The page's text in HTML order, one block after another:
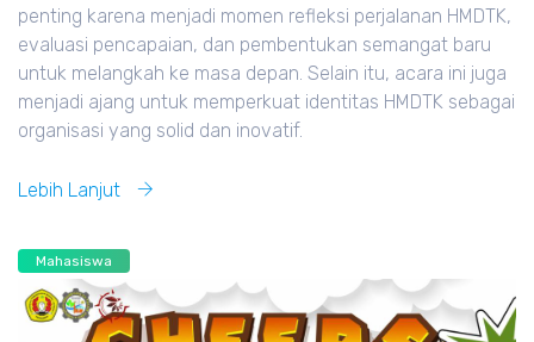
penting karena menjadi momen refleksi perjalanan HMDTK,
evaluasi pencapaian, dan pembentukan semangat baru
untuk melangkah ke masa depan. Selain itu, acara ini juga
menjadi ajang untuk memperkuat identitas HMDTK sebagai
organisasi yang solid dan inovatif.
Lebih Lanjut
Mahasiswa